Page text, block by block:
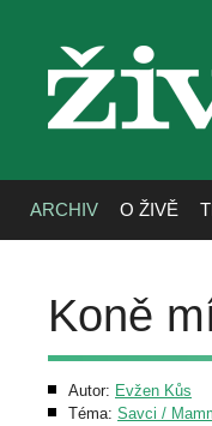
živa
ARCHIV O ŽIVĚ
Koně
Autor: Evžen Kůs
Téma: Savci /